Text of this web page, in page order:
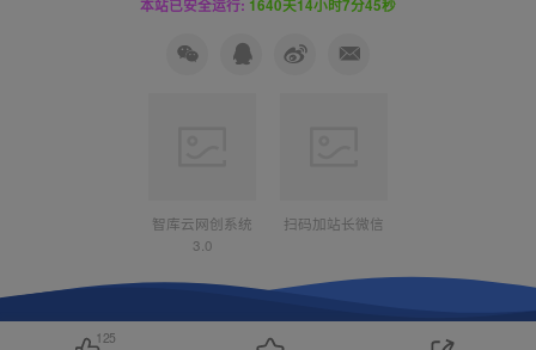
本站已安全运行: 1640天14小时7分45秒
智库云网创系统
3.0
扫码加站长微信
125